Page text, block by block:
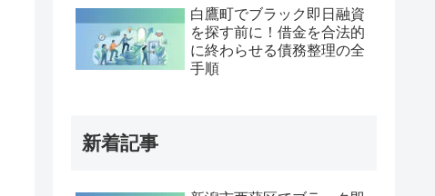
白鷹町でブラック即日融資
を探す前に！借金を合法的
に終わらせる債務整理の全
手順
新着記事